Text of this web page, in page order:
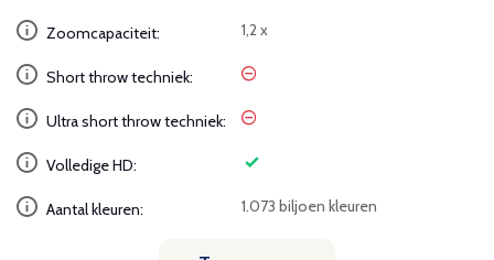
Zoomcapaciteit: 1,2 x
Short throw techniek:
Ultra short throw techniek:
Volledige HD:
Aantal kleuren: 1.073 biljoen kleuren